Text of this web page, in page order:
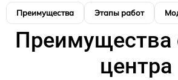
Преимущества Этапы работ
Преимущества
центра